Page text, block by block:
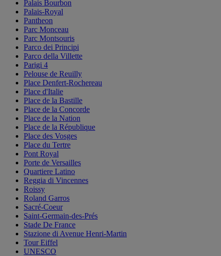
Palais Bourbon
Palais-Royal
Pantheon
Parc Monceau
Parc Montsouris
Parco dei Principi
Parco della Villette
Parigi 4
Pelouse de Reuilly
Place Denfert-Rochereau
Place d'Italie
Place de la Bastille
Place de la Concorde
Place de la Nation
Place de la République
Place des Vosges
Place du Tertre
Pont Royal
Porte de Versailles
Quartiere Latino
Reggia di Vincennes
Roissy
Roland Garros
Sacré-Coeur
Saint-Germain-des-Prés
Stade De France
Stazione di Avenue Henri-Martin
Tour Eiffel
UNESCO